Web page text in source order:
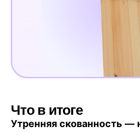
Главная
center.evminova@yandex.ru